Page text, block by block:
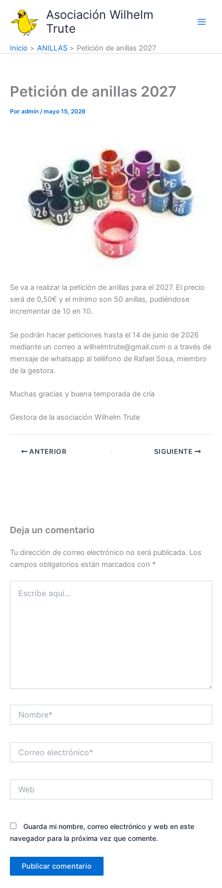
contenido
Asociación Wilhelm
Trute
Inicio ANILLAS Petición de anillas 2027
Petición de anillas 2027
Por admin /mayo 15, 2026
Se va a realizar la petición de anillas para el 2027. El precio
será de 0,50€ y el mínimo son 50 anillas, pudiéndose
incrementar de 10 en 10.
Se podrán hacer peticiones hasta el 14 de junio de 2026
mediante un correo a wilhelmtrute@gmail.com o a través de
mensaje de whatsapp al teléfono de Rafael Sosa, miembro
de la gestora.
Muchas gracias y buena temporada de cría
Gestora de la asociación Wilhelm Trute
ANTERIOR SIGUIENTE
Deja un comentario
Tu dirección de correo electrónico no será publicada. Los
campos obligatorios están marcados con *
aquí...
electrónico*
Guarda mi nombre, correo electrónico y web en este
navegador para la próxima vez que comente.